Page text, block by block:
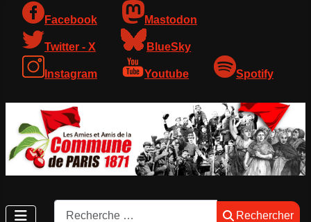
Facebook Mastodon
Twitter - X BlueSky
Instagram Youtube Spotify
Rechercher
Rechercher